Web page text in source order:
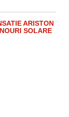
ARISTON
SOLARE